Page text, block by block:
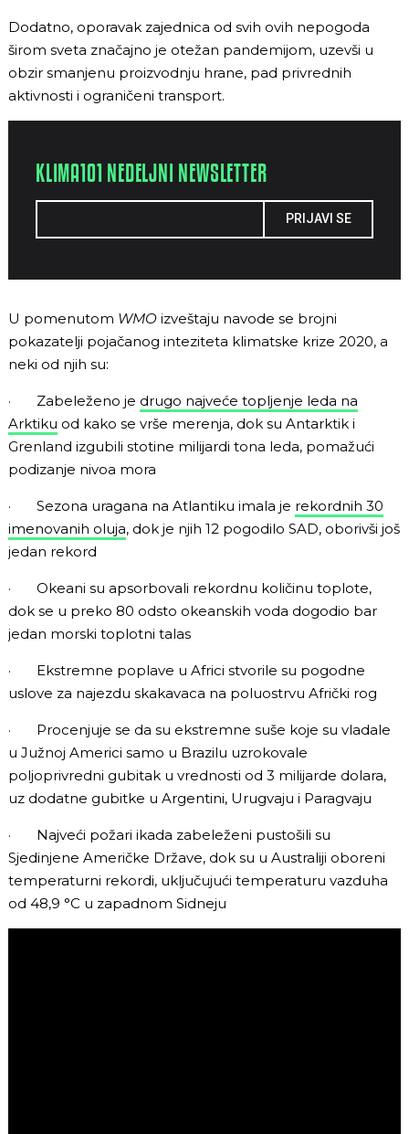
Dodatno, oporavak zajednica od svih ovih nepogoda
širom sveta značajno je otežan pandemijom, uzevši u
obzir smanjenu proizvodnju hrane, pad privrednih
aktivnosti i ograničeni transport.
KLIMA101 NEDELJNI NEWSLETTER
PRIJAVI SE
U pomenutom WMO izveštaju navode se brojni
pokazatelji pojačanog inteziteta klimatske krize 2020, a
neki od njih su:
· Zabeleženo je drugo najveće topljenje leda na
Arktiku od kako se vrše merenja, dok su Antarktik i
Grenland izgubili stotine milijardi tona leda, pomažući
podizanje nivoa mora
· Sezona uragana na Atlantiku imala je rekordnih 30
imenovanih oluja, dok je njih 12 pogodilo SAD, oborivši još
jedan rekord
· Okeani su apsorbovali rekordnu količinu toplote,
dok se u preko 80 odsto okeanskih voda dogodio bar
jedan morski toplotni talas
· Ekstremne poplave u Africi stvorile su pogodne
uslove za najezdu skakavaca na poluostrvu Afrički rog
· Procenjuje se da su ekstremne suše koje su vladale
u Južnoj Americi samo u Brazilu uzrokovale
poljoprivredni gubitak u vrednosti od 3 milijarde dolara,
uz dodatne gubitke u Argentini, Urugvaju i Paragvaju
· Najveći požari ikada zabeleženi pustošili su
Sjedinjene Američke Države, dok su u Australiji oboreni
temperaturni rekordi, uključujući temperaturu vazduha
od 48,9 °C u zapadnom Sidneju